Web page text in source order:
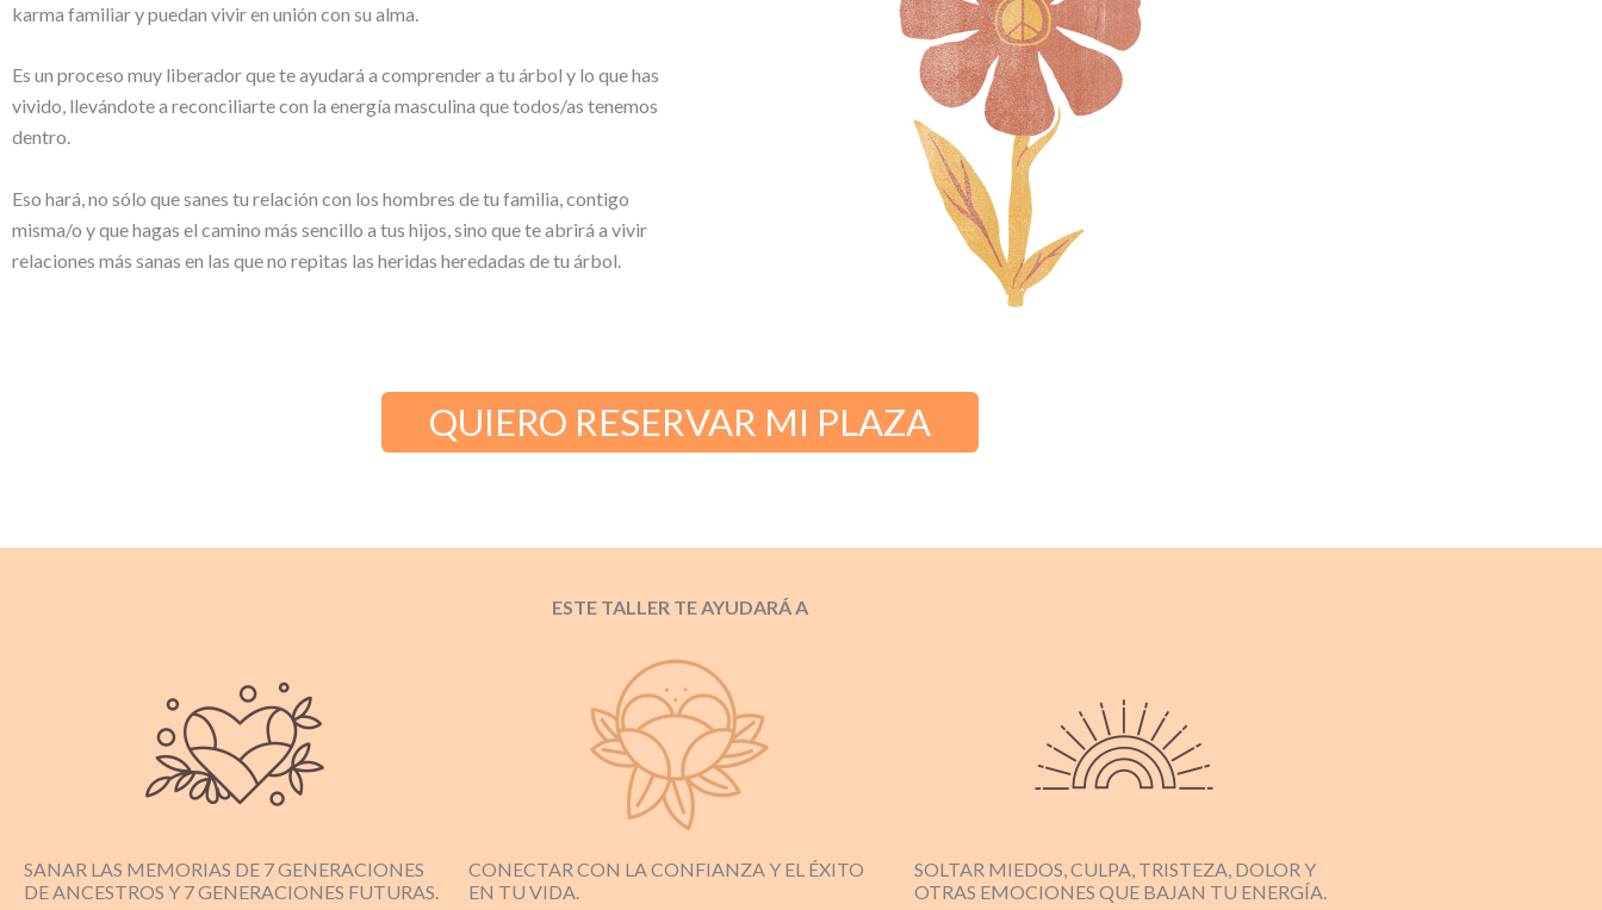
karma familiar y puedan vivir en unión con su alma.
Es un proceso muy liberador que te ayudará a comprender a tu árbol y lo que has
vivido, llevándote a reconciliarte con la energía masculina que todos/as tenemos
dentro.
Eso hará, no sólo que sanes tu relación con los hombres de tu familia, contigo
misma/o y que hagas el camino más sencillo a tus hijos, sino que te abrirá a vivir
relaciones más sanas en las que no repitas las heridas heredadas de tu árbol.
QUIERO RESERVAR MI PLAZA
ESTE TALLER TE AYUDARÁ A
SANAR LAS MEMORIAS DE 7 GENERACIONES
DE ANCESTROS Y 7 GENERACIONES FUTURAS.
CONECTAR CON LA CONFIANZA Y EL ÉXITO
EN TU VIDA.
SOLTAR MIEDOS, CULPA, TRISTEZA, DOLOR Y
OTRAS EMOCIONES QUE BAJAN TU ENERGÍA.